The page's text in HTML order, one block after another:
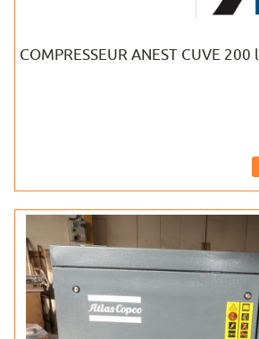
COMPRESSEUR ANEST CUVE 200 l